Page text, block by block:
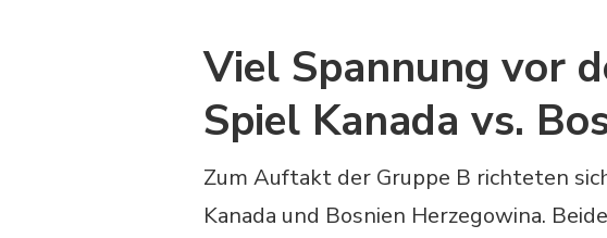
Viel Spannung vor
Spiel Kanada vs.
Zum Auftakt der Gruppe B richteten
Kanada und Bosnien Herzegowina.